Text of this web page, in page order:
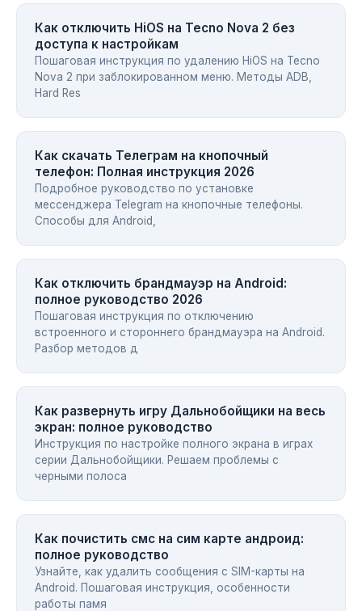
Как отключить HiOS на Tecno Nova 2 без
доступа к настройкам
Пошаговая инструкция по удалению HiOS на Tecno
Nova 2 при заблокированном меню. Методы ADB,
Hard Res
Как скачать Телеграм на кнопочный
телефон: Полная инструкция 2026
Подробное руководство по установке
мессенджера Telegram на кнопочные телефоны.
Способы для Android,
Как отключить брандмауэр на Android:
полное руководство 2026
Пошаговая инструкция по отключению
встроенного и стороннего брандмауэра на Android.
Разбор методов д
Как развернуть игру Дальнобойщики на весь
экран: полное руководство
Инструкция по настройке полного экрана в играх
серии Дальнобойщики. Решаем проблемы с
черными полоса
Как почистить смс на сим карте андроид:
полное руководство
Узнайте, как удалить сообщения с SIM-карты на
Android. Пошаговая инструкция, особенности
работы памя